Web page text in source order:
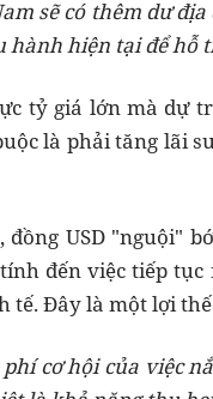
sẽ có thêm dư
hành hiện tại để hỗ
tỷ giá lớn mà dự
là phải tăng lãi
USD "nguội"
đến việc tiếp
tế. Đây là một lợi
cơ hội của việc